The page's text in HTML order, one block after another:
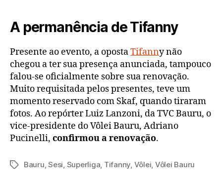
A permanência de Tifanny
Presente ao evento, a opostaTifanny não
chegou a ter sua presença anunciada, tampouco
falou-se oficialmente sobre sua renovação.
Muito requisitada pelos presentes, teve um
momento reservado com Skaf, quando tiraram
fotos. Ao repórter Luiz Lanzoni, da TVC Bauru, o
vice-presidente do Vôlei Bauru, Adriano
Pucinelli, confirmou a renovação.
TagsBauru,Sesi, Superliga, Tifanny, Vôlei, Vôlei Bauru